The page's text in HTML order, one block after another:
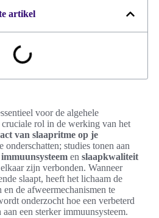
artikel
voor de algehele
cruciale rol in de werking van het
van slaapritme op je
onderschatten; studies tonen aan
en slaapkwaliteit
zijn verbonden. Wanneer
slaapt, heeft het lichaam de
de afweermechanismen te
onderzocht hoe een verbeterd
een sterker immuunsysteem.